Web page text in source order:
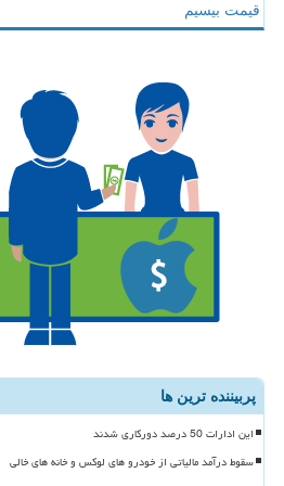
قیمت بیسیم
پربیننده ترین ها
این ادارات 50 درصد دورکاری شدند
سقوط درآمد مالیاتی از خودرو های لوکس و خانه های خالی